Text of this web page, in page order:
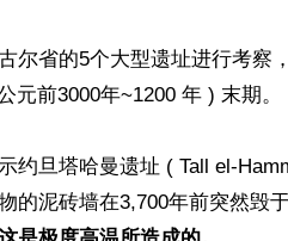
尔省的5个大型遗址进行考察
前3000年~1200 年 ) 末期。
约旦塔哈曼遗址 ( Tall el-
的泥砖墙在3,700年前突然毁